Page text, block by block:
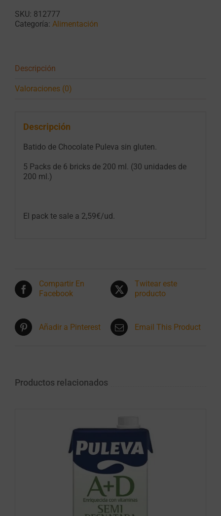
de
6
ml.
SKU: 812777
Categoría: Alimentación
Descripción
Valoraciones (0)
Descripción
Batido de Chocolate Puleva sin gluten.
5 Packs de 6 bricks de 200 ml. (30 unidades de
200 ml.)
El pack te sale a 2,59€/ud.
Compartir En
Facebook
Twitear este
producto
Añadir a Pinterest Email This Product
Productos relacionados